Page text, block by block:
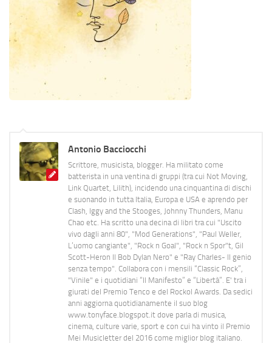
Antonio Bacciocchi
Scrittore, musicista, blogger. Ha militato come
batterista in una ventina di gruppi (tra cui Not Moving,
Link Quartet, Lilith), incidendo una cinquantina di dischi
e suonando in tutta Italia, Europa e USA e aprendo per
Clash, Iggy and the Stooges, Johnny Thunders, Manu
Chao etc. Ha scritto una decina di libri tra cui "Uscito
vivo dagli anni 80", "Mod Generations", "Paul Weller,
L’uomo cangiante", "Rock n Goal", "Rock n Spor"t, Gil
Scott-Heron Il Bob Dylan Nero" e "Ray Charles- Il genio
senza tempo". Collabora con i mensili “Classic Rock”,
"Vinile" e i quotidiani “Il Manifesto” e “Libertà”. E' tra i
giurati del Premio Tenco e del Rockol Awards. Da sedici
anni aggiorna quotidianamente il suo blog
www.tonyface.blogspot.it dove parla di musica,
cinema, culture varie, sport e con cui ha vinto il Premio
Mei Musicletter del 2016 come miglior blog italiano.